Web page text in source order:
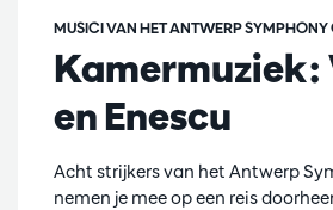
en Enescu
MUSICI VAN HET ANTWERP SYMPHONY
Acht strijkers van het Antwerp
nemen je mee op een reis